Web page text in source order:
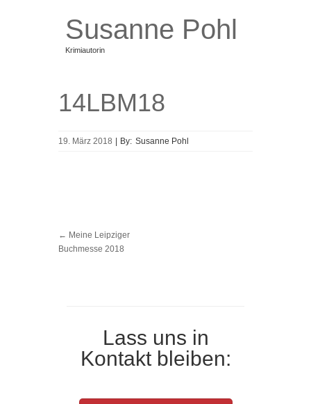
Susanne Pohl
Krimiautorin
14LBM18
19. März 2018 | By: Susanne Pohl
← Meine Leipziger
Buchmesse 2018
Lass uns in
Kontakt bleiben: